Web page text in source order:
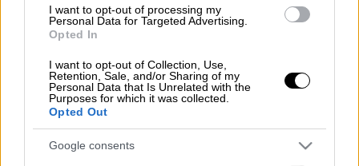
I want to opt-out of processing my
Personal Data for Targeted Advertising.
Opted In
I want to opt-out of Collection, Use,
Retention, Sale, and/or Sharing of my
Personal Data that Is Unrelated with the
Purposes for which it was collected.
Opted Out
Google consents
POPULAR VIDEOS